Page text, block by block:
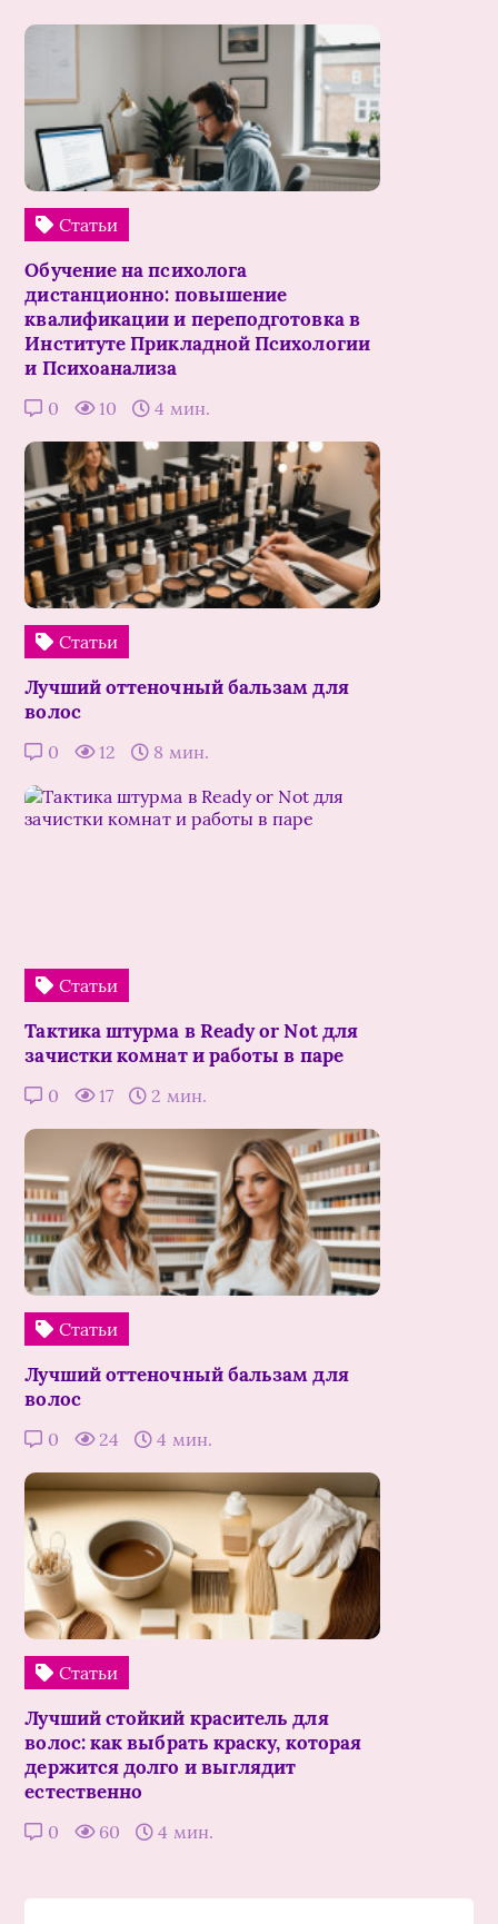
Статьи
Обучение на психолога
дистанционно: повышение
квалификации и переподготовка в
Институте Прикладной Психологии
и Психоанализа
0 10 4 мин.
Статьи
Лучший оттеночный бальзам для
волос
0 12 8 мин.
Статьи
Тактика штурма в Ready or Not для
зачистки комнат и работы в паре
0 17 2 мин.
Статьи
Лучший оттеночный бальзам для
волос
0 24 4 мин.
Статьи
Лучший стойкий краситель для
волос: как выбрать краску, которая
держится долго и выглядит
естественно
0 60 4 мин.